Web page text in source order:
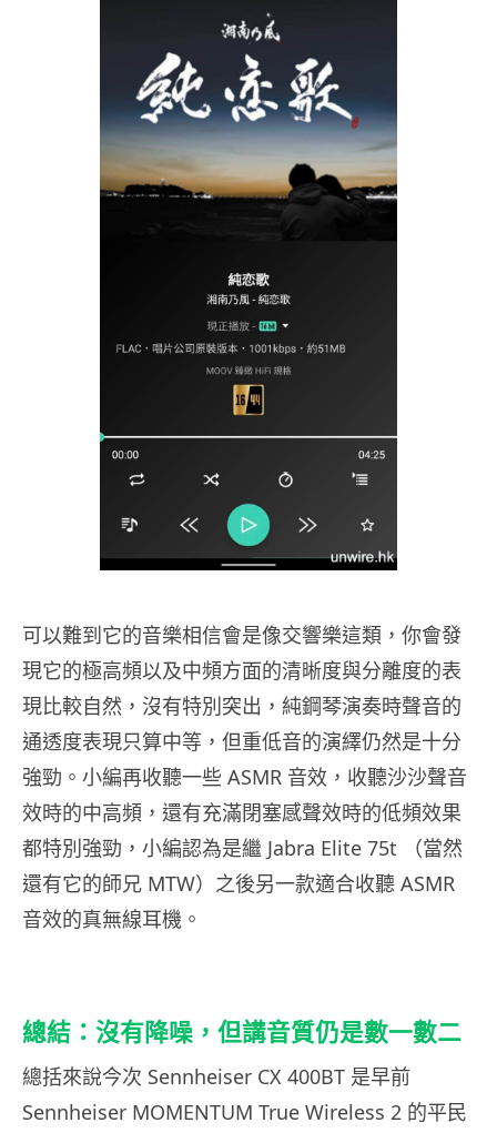
可以難到它的音樂相信會是像交響樂這類，你會發
現它的極高頻以及中頻方面的清晰度與分離度的表
現比較自然，沒有特別突出，純鋼琴演奏時聲音的
通透度表現只算中等，但重低音的演繹仍然是十分
強勁。小編再收聽一些 ASMR 音效，收聽沙沙聲音
效時的中高頻，還有充滿閉塞感聲效時的低頻效果
都特別強勁，小編認為是繼 Jabra Elite 75t （當然
還有它的師兄 MTW）之後另一款適合收聽 ASMR
音效的真無線耳機。
總結：沒有降噪，但講音質仍是數一數二
總括來說今次 Sennheiser CX 400BT 是早前
Sennheiser MOMENTUM True Wireless 2 的平民